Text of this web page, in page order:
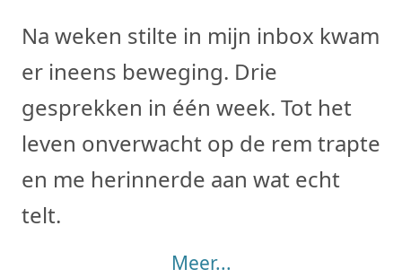
Na weken stilte in mijn inbox kwam
er ineens beweging. Drie
gesprekken in één week. Tot het
leven onverwacht op de rem trapte
en me herinnerde aan wat echt
telt.
Meer...